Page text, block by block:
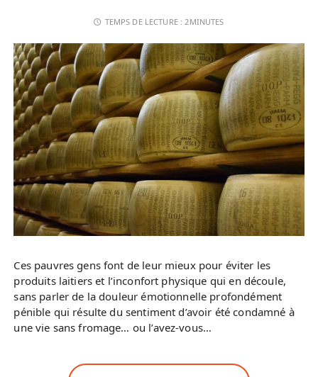
TEMPS DE LECTURE : 2MINUTES
Ces pauvres gens font de leur mieux pour éviter les
produits laitiers et l’inconfort physique qui en découle,
sans parler de la douleur émotionnelle profondément
pénible qui résulte du sentiment d’avoir été condamné à
une vie sans fromage… ou l’avez-vous…